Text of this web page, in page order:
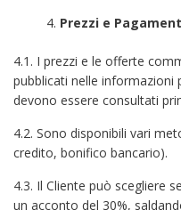
Prezzi e
4.1. I prezzi e le offerte
pubblicati nelle informazioni
devono essere consultati
4.2. Sono disponibili vari
credito, bonifico bancario).
4.3. Il Cliente può scegliere
un acconto del 30%,